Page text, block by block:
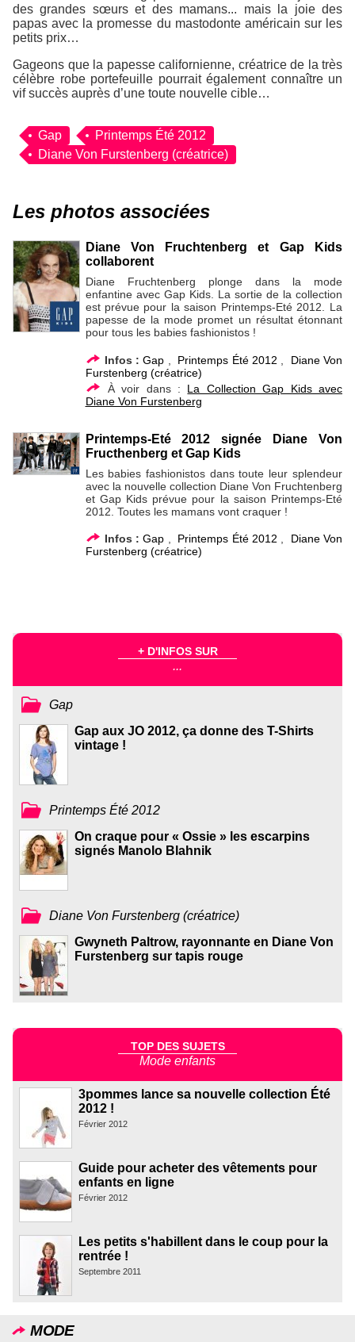
des grandes sœurs et des mamans... mais la joie des
papas avec la promesse du mastodonte américain sur les
petits prix…
Gageons que la papesse californienne, créatrice de la très
célèbre robe portefeuille pourrait également connaître un
vif succès auprès d’une toute nouvelle cible…
Gap
Printemps Été 2012
Diane Von Furstenberg (créatrice)
Les photos associées
Diane Von Fruchtenberg et Gap Kids
collaborent
Diane Fruchtenberg plonge dans la mode
enfantine avec Gap Kids. La sortie de la collection
est prévue pour la saison Printemps-Eté 2012. La
papesse de la mode promet un résultat étonnant
pour tous les babies fashionistos !
Infos : Gap Printemps Été 2012
Diane Von
Furstenberg (créatrice)
À voir dans : La Collection Gap Kids avec
Diane Von Furstenberg
Printemps-Eté 2012 signée Diane Von
Fructhenberg et Gap Kids
Les babies fashionistos dans toute leur splendeur
avec la nouvelle collection Diane Von Fruchtenberg
et Gap Kids prévue pour la saison Printemps-Eté
2012. Toutes les mamans vont craquer !
Infos : Gap , Printemps Été 2012 , Diane Von
Furstenberg (créatrice)
+ D'INFOS SUR
...
Gap
Gap aux JO 2012, ça donne des T-Shirts
vintage !
Printemps Été 2012
On craque pour « Ossie » les escarpins
signés Manolo Blahnik
Diane Von Furstenberg (créatrice)
Gwyneth Paltrow, rayonnante en Diane Von
Furstenberg sur tapis rouge
TOP DES SUJETS
Mode enfants
3pommes lance sa nouvelle collection Été
2012 !
Février 2012
Guide pour acheter des vêtements pour
enfants en ligne
Février 2012
Les petits s'habillent dans le coup pour la
rentrée !
Septembre 2011
MODE